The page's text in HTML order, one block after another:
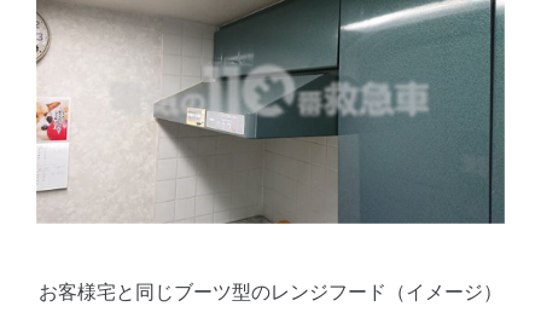
お客様宅と同じブーツ型のレンジフード（イメージ）